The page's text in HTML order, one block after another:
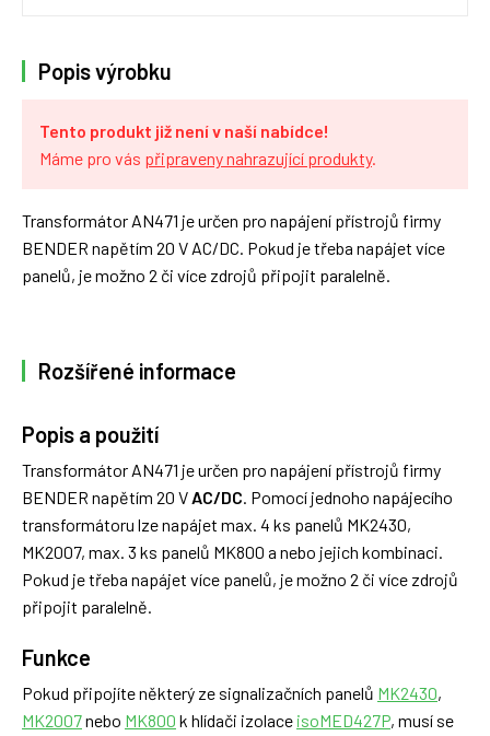
Popis výrobku
Tento produkt již není v naší nabídce!
Máme pro vás připraveny nahrazující produkty.
Transformátor AN471 je určen pro napájení přístrojů firmy
BENDER napětím 20 V AC/DC. Pokud je třeba napájet více
panelů, je možno 2 či více zdrojů připojit paralelně.
Rozšířené informace
Popis a použití
Transformátor AN471 je určen pro napájení přístrojů firmy
BENDER napětím 20 V AC/DC. Pomocí jednoho napájecího
transformátoru lze napájet max. 4 ks panelů MK2430,
MK2007, max. 3 ks panelů MK800 a nebo jejich kombinaci.
Pokud je třeba napájet více panelů, je možno 2 či více zdrojů
připojit paralelně.
Funkce
Pokud připojíte některý ze signalizačních panelů MK2430,
MK2007nebo MK800 k hlídači izolace isoMED427P, musí se